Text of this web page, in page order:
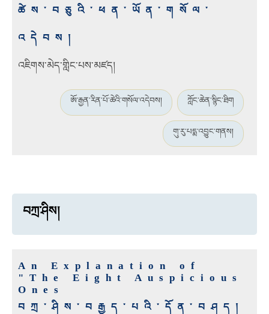
ཚེས་བཅུའི་ཕན་ཡོན་གསོལ་
འདེབས།
འཇིགས་མེད་གླིང་པས་མཛད།
ཨོ་རྒྱན་རིན་པོ་ཆེའི་གསོལ་འདེབས། ཀློང་ཆེན་སྙིང་ཐིག
གུ་རུ་པདྨ་འབྱུང་གནས།
བཀྲ་ཤིས།
An Explanation of
"The Eight Auspicious
Ones
བཀྲ་ཤིས་བརྒྱད་པའི་དོན་བཤད།